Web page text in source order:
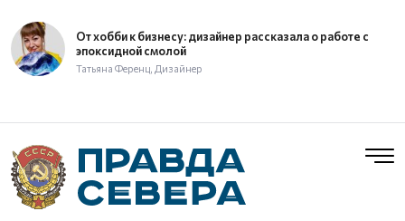
От хобби к бизнесу: дизайнер рассказала о работе с
эпоксидной смолой
Татьяна Ференц, Дизайнер